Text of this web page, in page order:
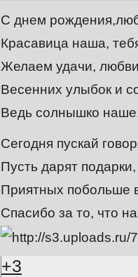
С днем
Красавица наша,
Желаем удачи,
Весенних улыбок и
Ведь солнышко
Сегодня пускай
Пусть дарят
Приятных побольше
Спасибо за то, что
+3